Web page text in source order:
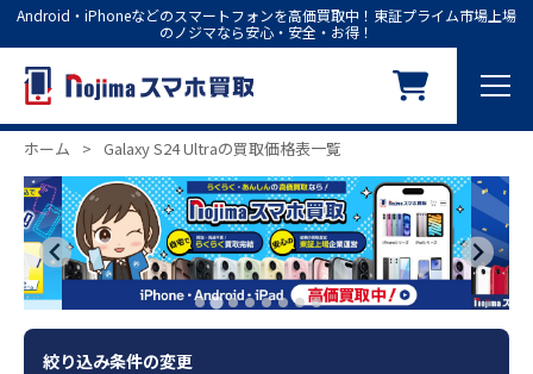
Android・iPhoneなどのスマートフォンを高価買取中！東証プライム市場上場
のノジマなら安心・安全・お得！
ホーム > Galaxy S24 Ultraの買取価格表一覧
絞り込み条件の変更